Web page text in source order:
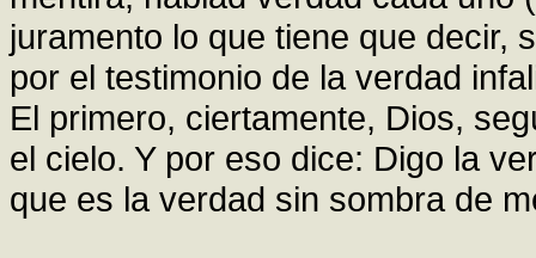
juramento lo que tiene que decir,
por el testimonio de la verdad
El primero, ciertamente, Dios,
el cielo. Y por eso dice: Digo la
que es la verdad sin sombra de